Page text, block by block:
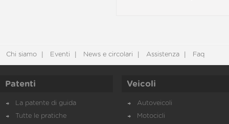
Chi siamo Eventi News e circolari Assistenza Faq
Patenti
La patente di guida
Tutte le pratiche
Veicoli
Autoveicoli
Motocicli